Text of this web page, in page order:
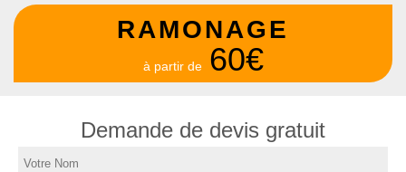
RAMONAGE
à partir de 60€
Demande de devis gratuit